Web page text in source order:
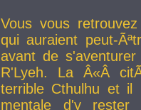
Vous vous
qui auraient peut-
avant de
R'Lyeh. La Â«Â
terrible Cthulhu et
mentale d'y rester